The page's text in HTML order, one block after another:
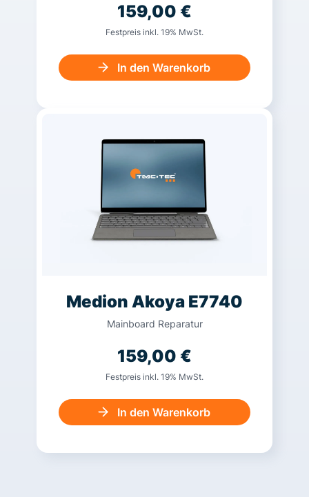
159,00 €
Festpreis inkl. 19% MwSt.
In den Warenkorb
Medion Akoya E7740
Mainboard Reparatur
159,00 €
Festpreis inkl. 19% MwSt.
In den Warenkorb